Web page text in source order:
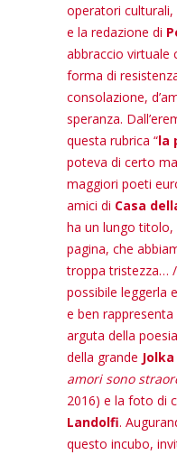
operatori
e la redazione di
abbraccio virtuale
forma di
consolazione,
speranza.
questa rubrica “la
poteva di certo
maggiori poeti
amici di Casa
ha un lungo
pagina, che
troppa tristezza…
possibile leggerla
e ben rappresenta
arguta della
della grande
amori sono
2016) e la foto di
Landolfi.
questo incubo,